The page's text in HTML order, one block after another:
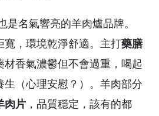
是名氣響亮的羊肉爐品牌。
寬，環境乾淨舒適。主打藥膳
材香氣濃鬱但不會過重，喝起
生（心理安慰？）。羊肉部分
肉片 ，品質穩定，該有的都